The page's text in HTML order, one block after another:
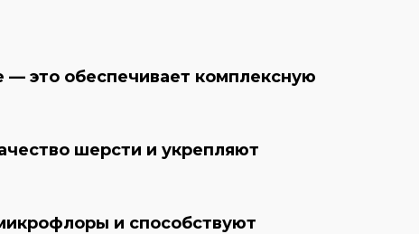
— это обеспечивает комплексную
шерсти и укрепляют
и способствуют